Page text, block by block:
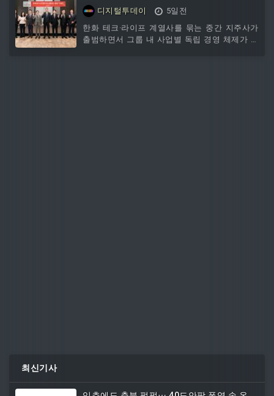
부분들이 있었기 때문에 승점 3점을 가져오지 못
한 것 같
M&S 출범
디지털투데이
5일전
한화 테크·라이프 계열사를 묶는 중간 지주사가
출범하면서 그룹 내 사업별 독립 경영 체제가 본
최신기사